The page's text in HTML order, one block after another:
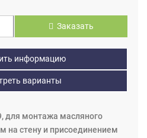
Заказать
информацию
варианты
для монтажа масляного
на стену и присоединением